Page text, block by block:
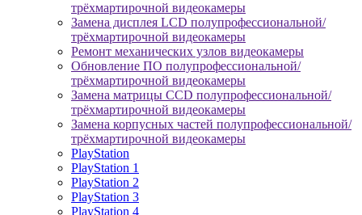
трёхмартирочной видеокамеры
Замена дисплея LCD полупрофессиональной/
трёхмартирочной видеокамеры
Ремонт механических узлов видеокамеры
Обновление ПО полупрофессиональной/
трёхмартирочной видеокамеры
Замена матрицы CCD полупрофессиональной/
трёхмартирочной видеокамеры
Замена корпусных частей полупрофессиональной/
трёхмартирочной видеокамеры
PlayStation
PlayStation 1
PlayStation 2
PlayStation 3
PlayStation 4